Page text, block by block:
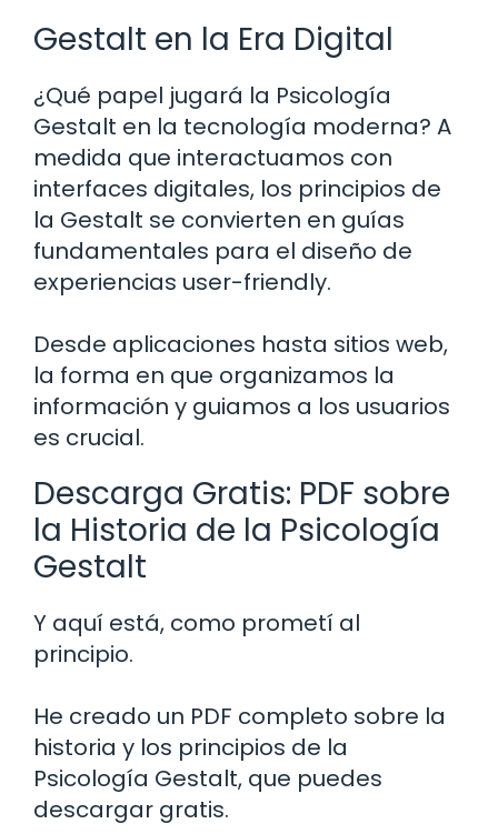
Gestalt en la Era Digital
¿Qué papel jugará la Psicología
Gestalt en la tecnología moderna? A
medida que interactuamos con
interfaces digitales, los principios de
la Gestalt se convierten en guías
fundamentales para el diseño de
experiencias user-friendly.
Desde aplicaciones hasta sitios web,
la forma en que organizamos la
información y guiamos a los usuarios
es crucial.
Descarga Gratis: PDF sobre
la Historia de la Psicología
Gestalt
Y aquí está, como prometí al
principio.
He creado un PDF completo sobre la
historia y los principios de la
Psicología Gestalt, que puedes
descargar gratis.